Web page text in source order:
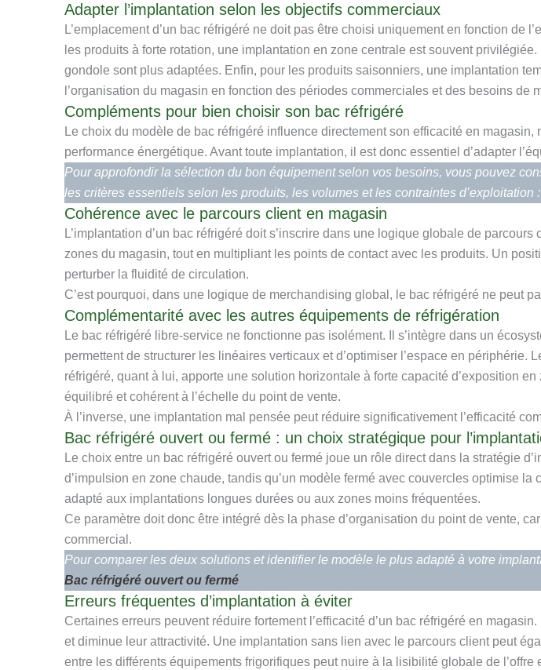
Adapter l’implantation selon les objectifs commerciaux
L’emplacement d’un bac réfrigéré ne doit pas être choisi uniquement en fonction
les produits à forte rotation, une implantation en zone centrale est souvent
gondole sont plus adaptées. Enfin, pour les produits saisonniers, une implantation
l’organisation du magasin en fonction des périodes commerciales et des besoins de
Compléments pour bien choisir son bac réfrigéré
Le choix du modèle de bac réfrigéré influence directement son efficacité en
performance énergétique. Avant toute implantation, il est donc essentiel d’adapter
Pour approfondir la sélection du bon équipement selon vos besoins, vous pouvez
les critères essentiels selon les produits, les volumes et les contraintes d’exploitation :
Cohérence avec le parcours client en magasin
L’implantation d’un bac réfrigéré doit s’inscrire dans une logique globale de
zones du magasin, tout en multipliant les points de contact avec les produits. Un
perturber la fluidité de circulation.
C’est pourquoi, dans une logique de merchandising global, le bac réfrigéré ne peut
Complémentarité avec les autres équipements de réfrigération
Le bac réfrigéré libre-service ne fonctionne pas isolément. Il s’intègre dans un
permettent de structurer les linéaires verticaux et d’optimiser l’espace en
réfrigéré, quant à lui, apporte une solution horizontale à forte capacité d’exposition
équilibré et cohérent à l’échelle du point de vente.
À l’inverse, une implantation mal pensée peut réduire significativement l’efficacité
Bac réfrigéré ouvert ou fermé : un choix stratégique pour
Le choix entre un bac réfrigéré ouvert ou fermé joue un rôle direct dans la stratégie
d’impulsion en zone chaude, tandis qu’un modèle fermé avec couvercles optimise
adapté aux implantations longues durées ou aux zones moins fréquentées.
Ce paramètre doit donc être intégré dès la phase d’organisation du point de vente,
commercial.
Pour comparer les deux solutions et identifier le modèle le plus adapté à votre
Bac réfrigéré ouvert ou fermé
Erreurs fréquentes d’implantation à éviter
Certaines erreurs peuvent réduire fortement l’efficacité d’un bac réfrigéré en
et diminue leur attractivité. Une implantation sans lien avec le parcours client peut
entre les différents équipements frigorifiques peut nuire à la lisibilité globale de l’offre